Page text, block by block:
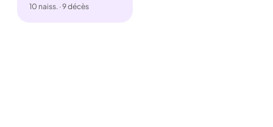
10 naiss. · 9 décès